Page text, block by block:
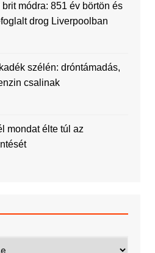
módra: 851 év börtön és
drog Liverpoolban
szélén: dróntámadás,
csalinak
mondat élte túl az